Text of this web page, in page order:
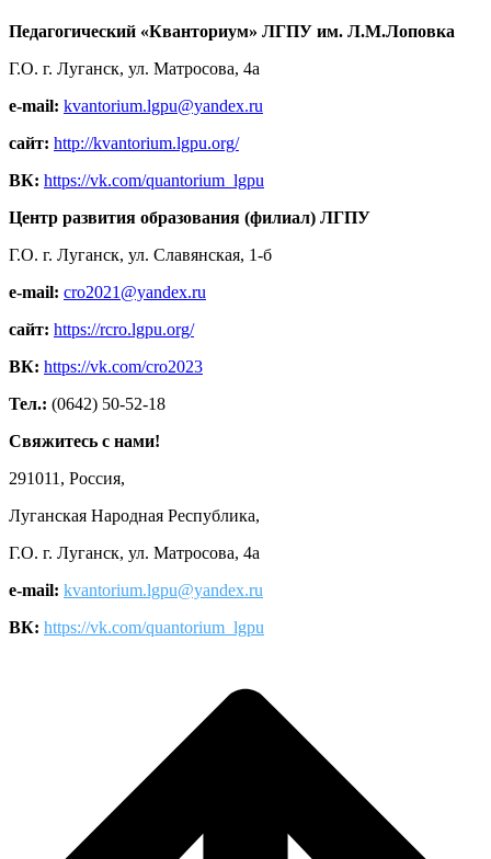
Педагогический «Кванториум» ЛГПУ им. Л.М.Лоповка
Г.О. г. Луганск, ул. Матросова, 4а
e-mail: kvantorium.lgpu@yandex.ru
сайт: http://kvantorium.lgpu.org/
ВК: https://vk.com/quantorium_lgpu
Центр развития образования (филиал) ЛГПУ
Г.О. г. Луганск, ул. Славянская, 1-б
e-mail: cro2021@yandex.ru
сайт: https://rcro.lgpu.org/
ВК: https://vk.com/cro2023
Тел.: (0642) 50-52-18
Свяжитесь с нами!
291011, Россия,
Луганская Народная Республика,
Г.О. г. Луганск, ул. Матросова, 4а
e-mail: kvantorium.lgpu@yandex.ru
ВК: https://vk.com/quantorium_lgpu